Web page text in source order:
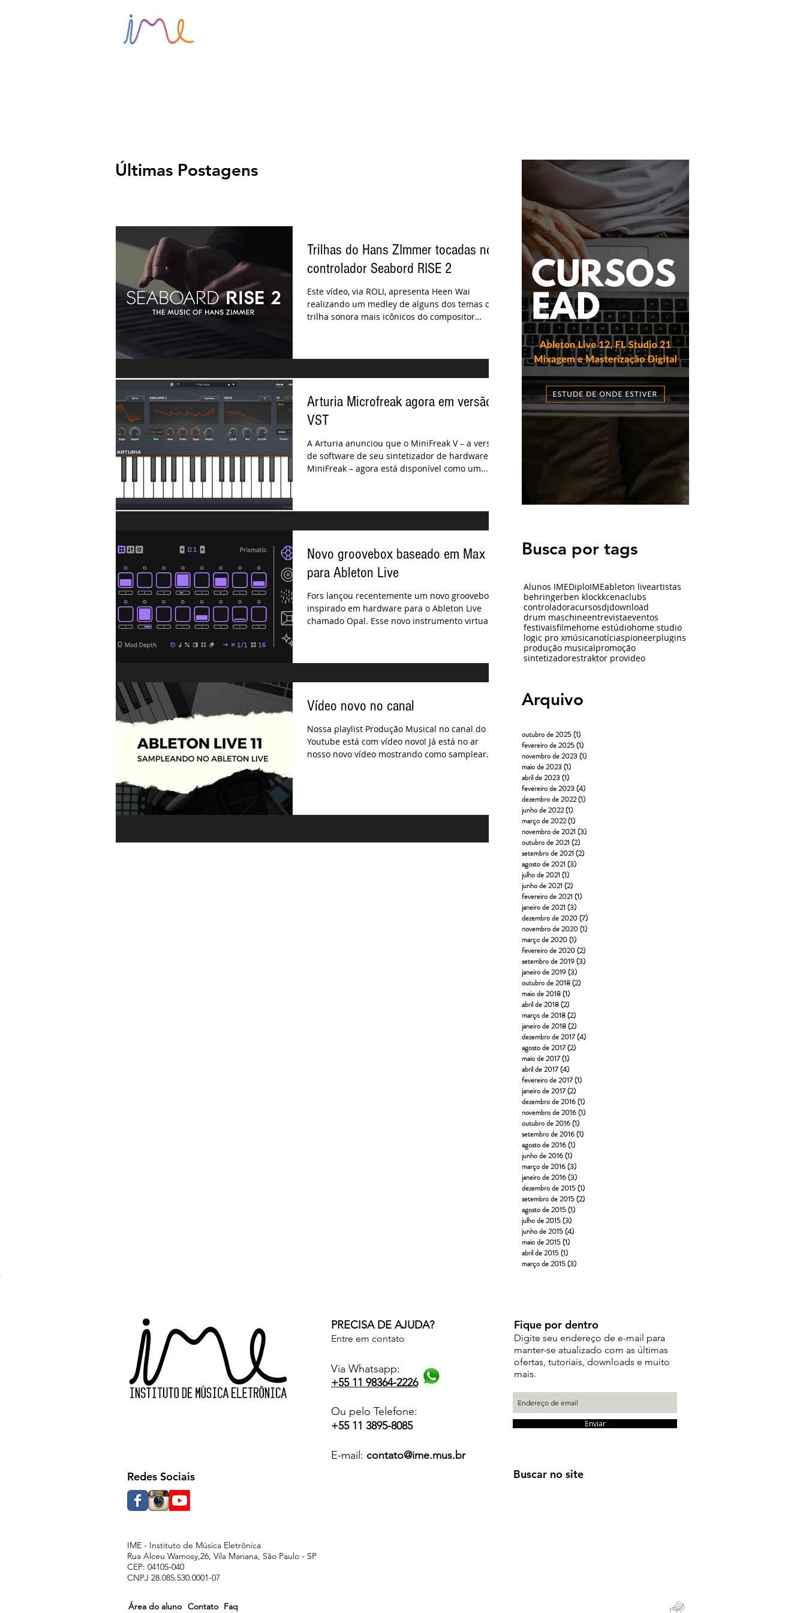
Últimas Postagens
Trilhas do Hans ZImmer tocadas no
controlador Seabord RISE 2
Este vídeo, via ROLI, apresenta Heen Wai
realizando um medley de alguns dos temas de
trilha sonora mais icônicos do compositor
Arturia Microfreak agora em versão
VST
A Arturia anunciou que o MiniFreak V – a versão
de software de seu sintetizador de hardware
MiniFreak – agora está disponível como um...
Novo groovebox baseado em Max
para Ableton Live
Fors lançou recentemente um novo groovebox
inspirado em hardware para o Ableton Live
chamado Opal. Esse novo instrumento virtual
Vídeo novo no canal
Nossa playlist Produção Musical no canal do
Youtube está com vídeo novo! Já está no ar
nosso novo vídeo mostrando como samplear
Busca por tags
Alunos IMEDiploIMEableton liveartistas
behringerben klockkcenaclubs
controladoracursosdjdownload
drum maschineentrevistaeventos
festivaisfilmehome estúdiohome studio
logic pro xmúsicanotíciaspioneerplugins
produção musicalpromoção
sintetizadorestraktor provideo
Arquivo
outubro de 2025(1)
fevereiro de 2025(1)
novembro de 2023(1)
maio de 2023(1)
abril de 2023(1)
fevereiro de 2023(4)
dezembro de 2022(1)
junho de 2022(1)
março de 2022(1)
novembro de 2021 (3)
outubro de 2021 (2)
setembro de 2021 (2)
agosto de 2021 (3)
julho de 2021 (1)
junho de 2021 (2)
fevereiro de 2021 (1)
janeiro de 2021 (3)
dezembro de 2020(7)
novembro de 2020(1)
março de 2020(1)
fevereiro de 2020(2)
setembro de 2019(3)
janeiro de 2019(3)
outubro de 2018(2)
maio de 2018(1)
abril de 2018(2)
março de 2018(2)
janeiro de 2018(2)
dezembro de 2017(4)
agosto de 2017(2)
maio de 2017(1)
abril de 2017(4)
fevereiro de 2017(1)
janeiro de 2017(2)
dezembro de 2016(1)
novembro de 2016(1)
outubro de 2016(1)
setembro de 2016(1)
agosto de 2016(1)
junho de 2016(1)
março de 2016(3)
janeiro de 2016(3)
dezembro de 2015(1)
setembro de 2015(2)
agosto de 2015(1)
julho de 2015(3)
junho de 2015(4)
maio de 2015(1)
abril de 2015(1)
março de 2015(3)
Redes Sociais
PRECISA DE AJUDA?
Entre em contato
Via Whatsapp:
+55 11 98364-2226
Ou pelo Telefone:
+55 11 3895-8085
E-mail: contato@ime.mus.br
Fique por dentro
Digite seu endereço de e-mail para
manter-se atualizado com as últimas
ofertas, tutoriais, downloads e muito
mais.
Enviar
Buscar no site
IME - Instituto de Música Eletrônica
Rua Alceu Wamosy,26, Vila Mariana, São Paulo - SP
CEP: 04105-040
CNPJ 28.085.530.0001-07
Área do aluno Contato Faq